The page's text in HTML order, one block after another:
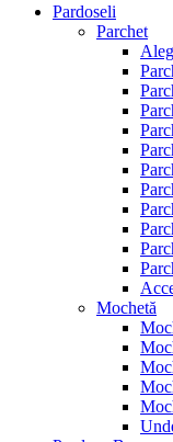
Pardoseli
Parchet
Mochetă